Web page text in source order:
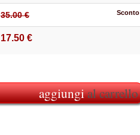
35.00 € Sconto
17.50 €
aggiungial carrello